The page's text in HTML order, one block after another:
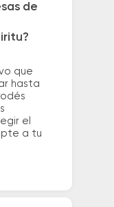
de
que
hasta
el
a tu